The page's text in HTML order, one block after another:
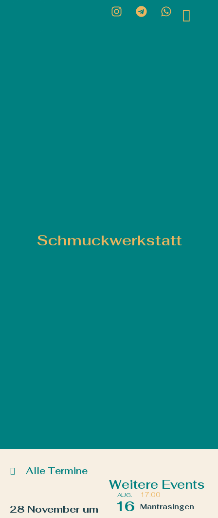
Schmuckwerkstatt
Alle Termine
28 November um
Weitere Events
AUG.
16
17:00
Mantrasingen